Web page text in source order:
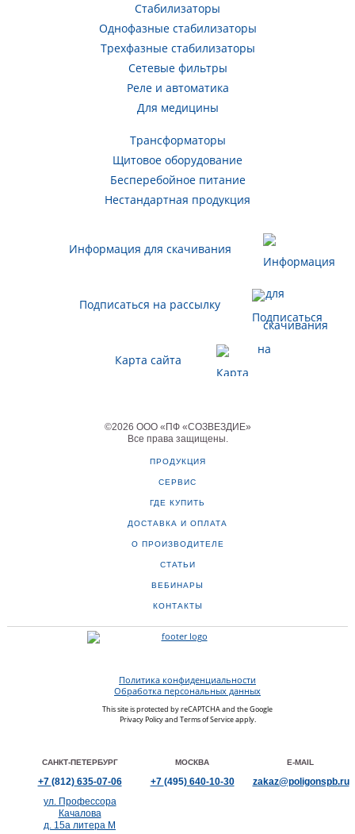
Стабилизаторы
Однофазные стабилизаторы
Трехфазные стабилизаторы
Сетевые фильтры
Реле и автоматика
Для медицины
Трансформаторы
Щитовое оборудование
Бесперебойное питание
Нестандартная продукция
Информация для скачивания
Подписаться на рассылку
Карта сайта
©2026 ООО «ПФ «СОЗВЕЗДИЕ»
Все права защищены.
ПРОДУКЦИЯ
СЕРВИС
ГДЕ КУПИТЬ
ДОСТАВКА И ОПЛАТА
О ПРОИЗВОДИТЕЛЕ
СТАТЬИ
ВЕБИНАРЫ
КОНТАКТЫ
Политика конфиденциальности
Обработка персональных данных
This site is protected by reCAPTCHA and the Google
Privacy Policyand Terms of Serviceapply.
САНКТ-ПЕТЕРБУРГ
+7 (812)635-07-06
ул. Профессора
Качалова
д. 15а литера М
МОСКВА
+7 (495)640-10-30
E-MAIL
zakaz@poligonspb.ru